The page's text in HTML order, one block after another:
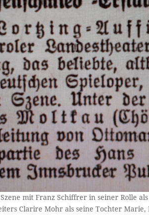
mit Franz Schiffrer in seiner Rolle
Clarire Mohr als seine Tochter